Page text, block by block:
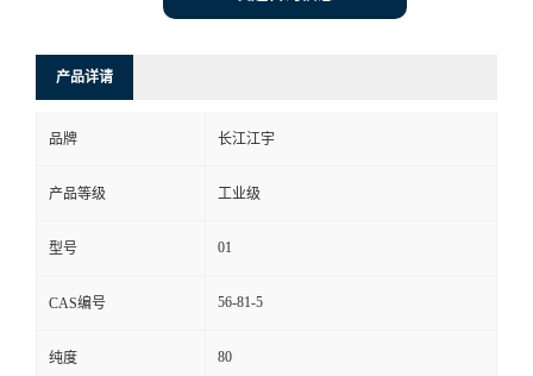
产品详请
品牌 长江江宇
产品等级 工业级
型号 01
CAS编号 56-81-5
纯度 80